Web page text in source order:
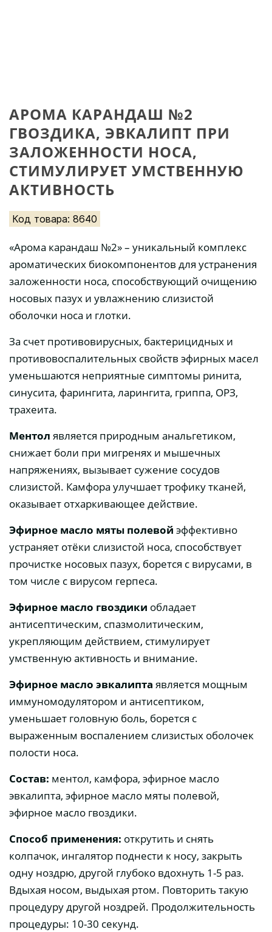
АРОМА КАРАНДАШ №2
ГВОЗДИКА, ЭВКАЛИПТ ПРИ
ЗАЛОЖЕННОСТИ НОСА,
СТИМУЛИРУЕТ УМСТВЕННУЮ
АКТИВНОСТЬ
Код товара: 8640
«Арома карандаш №2» – уникальный комплекс
ароматических биокомпонентов для устранения
заложенности носа, способствующий очищению
носовых пазух и увлажнению слизистой
оболочки носа и глотки.
За счет противовирусных, бактерицидных и
противовоспалительных свойств эфирных масел
уменьшаются неприятные симптомы ринита,
синусита, фарингита, ларингита, гриппа, ОРЗ,
трахеита.
Ментол является природным анальгетиком,
снижает боли при мигренях и мышечных
напряжениях, вызывает сужение сосудов
слизистой. Камфора улучшает трофику тканей,
оказывает отхаркивающее действие.
Эфирное масло мяты полевой эффективно
устраняет отёки слизистой носа, способствует
прочистке носовых пазух, борется с вирусами, в
том числе с вирусом герпеса.
Эфирное масло гвоздики обладает
антисептическим, спазмолитическим,
укрепляющим действием, стимулирует
умственную активность и внимание.
Эфирное масло эвкалипта является мощным
иммуномодулятором и антисептиком,
уменьшает головную боль, борется с
выраженным воспалением слизистых оболочек
полости носа.
Состав: ментол, камфора, эфирное масло
эвкалипта, эфирное масло мяты полевой,
эфирное масло гвоздики.
Способ применения: открутить и снять
колпачок, ингалятор поднести к носу, закрыть
одну ноздрю, другой глубоко вдохнуть 1-5 раз.
Вдыхая носом, выдыхая ртом. Повторить такую
процедуру другой ноздрей. Продолжительность
процедуры: 10-30 секунд.